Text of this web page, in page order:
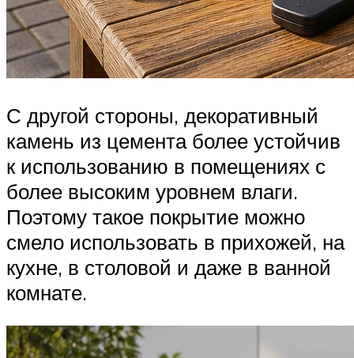
С другой стороны, декоративный
камень из цемента более устойчив
к использованию в помещениях с
более высоким уровнем влаги.
Поэтому такое покрытие можно
смело использовать в прихожей, на
кухне, в столовой и даже в ванной
комнате.